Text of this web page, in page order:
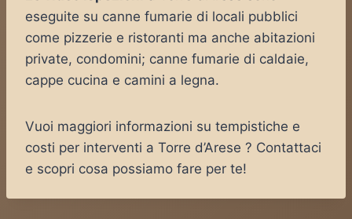
eseguite su canne fumarie di locali pubblici
come pizzerie e ristoranti ma anche abitazioni
private, condomini; canne fumarie di caldaie,
cappe cucina e camini a legna.
Vuoi maggiori informazioni su tempistiche e
costi per interventi a Torre d’Arese ? Contattaci
e scopri cosa possiamo fare per te!